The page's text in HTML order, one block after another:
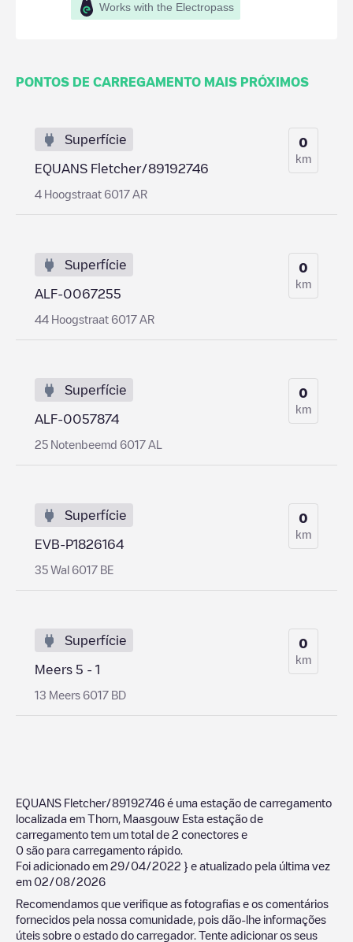
Works with the Electropass
PONTOS DE CARREGAMENTO MAIS PRÓXIMOS
Superfície
EQUANS Fletcher/89192746
4 Hoogstraat 6017 AR
0
km
Superfície
ALF-0067255
44 Hoogstraat 6017 AR
0
km
Superfície
ALF-0057874
25 Notenbeemd 6017 AL
0
km
Superfície
EVB-P1826164
35 Wal 6017 BE
0
km
Superfície
Meers 5 - 1
13 Meers 6017 BD
0
km
EQUANS Fletcher/89192746 é uma estação de carregamento
localizada em Thorn Maasgouw Esta estação de
carregamento tem um total de 2 conectores e
0 são para carregamento rápido.
Foi adicionado em 29/04/2022 } e atualizado pela última vez
em 02/08/2026
Recomendamos que verifique as fotografias e os comentários
fornecidos pela nossa comunidade, pois dão-lhe informações
úteis sobre o estado do carregador. Tente adicionar os seus